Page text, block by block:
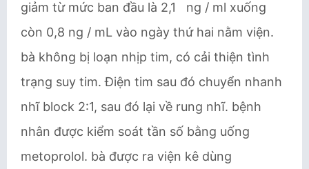
giảm từ mức ban đầu là 2,1 ng / ml xuống
còn 0,8 ng / mL vào ngày thứ hai nằm viện.
bà không bị loạn nhịp tim, có cải thiện tình
trạng suy tim. Điện tim sau đó chuyển nhanh
nhĩ block 2:1, sau đó lại về rung nhĩ. bệnh
nhân được kiểm soát tần số bằng uống
metoprolol. bà được ra viện kê dùng